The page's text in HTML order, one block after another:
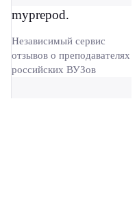
myprepod.
Независимый сервис
отзывов о преподавателях
российских ВУЗов